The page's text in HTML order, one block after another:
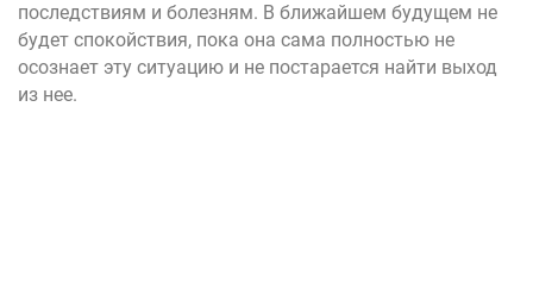
последствиям и болезням. В ближайшем будущем не
будет спокойствия, пока она сама полностью не
осознает эту ситуацию и не постарается найти выход
из нее.